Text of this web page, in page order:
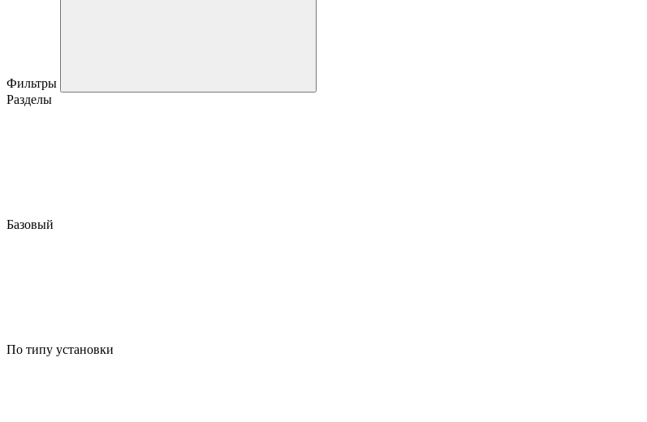
Фильтры
Разделы
Базовый
По типу установки